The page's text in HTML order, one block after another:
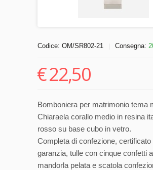
Codice: OM/SR802-21 Consegna:
€22,50
Bomboniera per matrimonio tema
Chiaraela corallo medio in resina
rosso su base cubo in vetro.
Completa di confezione, certificato
garanzia, tulle con cinque confetti
mandorla pelata e scatola